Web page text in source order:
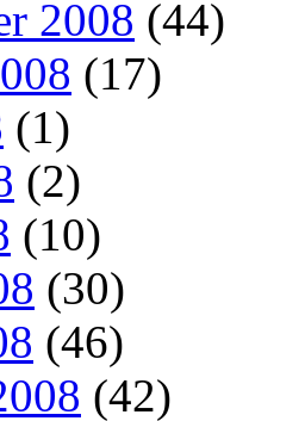
2008 (44)
(17)
(1)
(2)
(10)
(30)
(46)
(42)